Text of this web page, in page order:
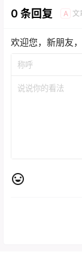
0 条回复 A 文
欢迎您，新朋友